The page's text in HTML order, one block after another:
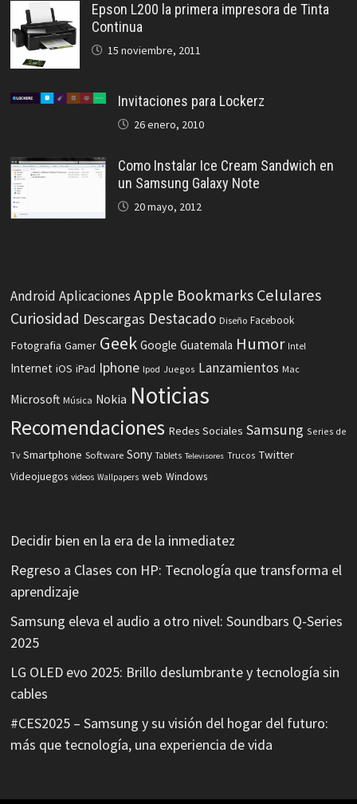
Epson L200 la primera impresora de Tinta
Continua
15 noviembre, 2011
Invitaciones para Lockerz
26 enero, 2010
Como Instalar Ice Cream Sandwich en
un Samsung Galaxy Note
20 mayo, 2012
Android Aplicaciones Apple Bookmarks Celulares
Curiosidad Descargas Destacado Diseño Facebook
Fotografia Gamer Geek Google Guatemala Humor Intel
Internet iOS iPad Iphone Ipod Juegos Lanzamientos Mac
Microsoft Música Nokia Noticias
Recomendaciones Redes Sociales Samsung Series de
Tv Smartphone Software Sony Tablets Televisores Trucos Twitter
Videojuegos videos Wallpapers web Windows
Decidir bien en la era de la inmediatez
Regreso a Clases con HP: Tecnología que transforma el
aprendizaje
Samsung eleva el audio a otro nivel: Soundbars Q-Series
2025
LG OLED evo 2025: Brillo deslumbrante y tecnología sin
cables
#CES2025 – Samsung y su visión del hogar del futuro:
más que tecnología, una experiencia de vida